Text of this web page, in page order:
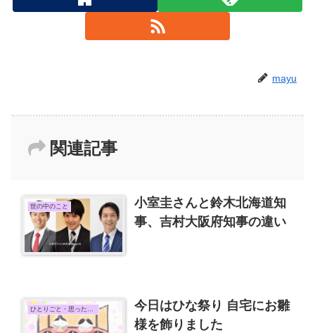
mayu
関連記事
世の中のこと
小室圭さんと鈴木北海道知
事、吉村大阪府知事の違い
ひとりごと・思ったこと
今日はひな祭り 自宅にお雛
様を飾りました